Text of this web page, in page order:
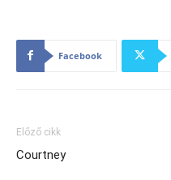
Facebook
Előző cikk
Courtney